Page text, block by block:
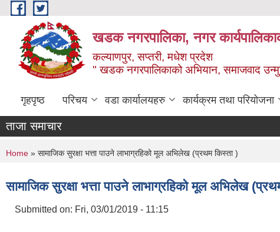
Skip to main content
खडक नगरपालिका, नगर
कल्याणपुर, सप्तरी, मधेश प्रदेश
" खडक नगरपालिकाको अभियान, समाजवाद
गृहपृष्ठ परिचय वडा कार्यालयहरु कार्यक्रम तथा परियोजना
ताजा समाचार
You are here
Home » सामाजिक सुरक्षा भत्ता पाउने लाभाग्रहिको मूल अभिलेख (प्रथम किस्ता )
सामाजिक सुरक्षा भत्ता पाउने लाभाग्रहिको मूल अभिलेख
Submitted on: Fri, 03/01/2019 - 11:15